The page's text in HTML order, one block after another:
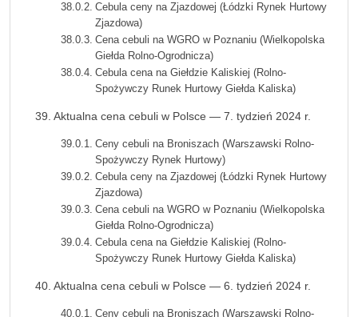
Cebula ceny na Zjazdowej (Łódzki Rynek Hurtowy
Zjazdowa)
Cena cebuli na WGRO w Poznaniu (Wielkopolska
Giełda Rolno-Ogrodnicza)
Cebula cena na Giełdzie Kaliskiej (Rolno-
Spożywczy Runek Hurtowy Giełda Kaliska)
Aktualna cena cebuli w Polsce — 7. tydzień 2024 r.
Ceny cebuli na Broniszach (Warszawski Rolno-
Spożywczy Rynek Hurtowy)
Cebula ceny na Zjazdowej (Łódzki Rynek Hurtowy
Zjazdowa)
Cena cebuli na WGRO w Poznaniu (Wielkopolska
Giełda Rolno-Ogrodnicza)
Cebula cena na Giełdzie Kaliskiej (Rolno-
Spożywczy Runek Hurtowy Giełda Kaliska)
Aktualna cena cebuli w Polsce — 6. tydzień 2024 r.
Ceny cebuli na Broniszach (Warszawski Rolno-